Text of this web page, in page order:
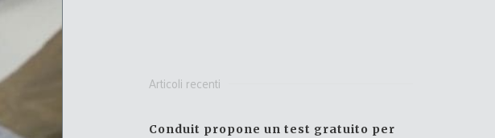
Articoli recenti
Conduit propone un test gratuito per